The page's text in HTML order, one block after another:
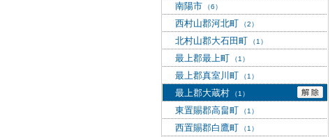
南陽市 （6）
西村山郡河北町 （2）
北村山郡大石田町 （1）
最上郡最上町 （1）
最上郡真室川町 （1）
最上郡大蔵村 （1）
東置賜郡高畠町 （1）
西置賜郡白鷹町 （1）